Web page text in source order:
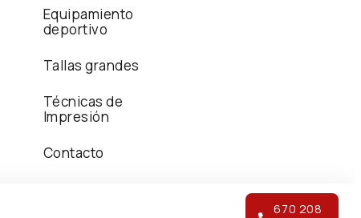
Equipamiento
deportivo
Tallas grandes
Técnicas de
Impresión
Contacto
670 208